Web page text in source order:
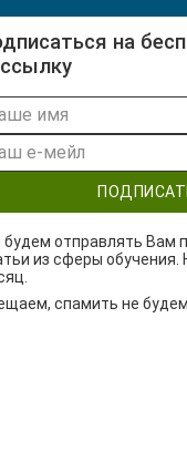
на
отправлять Вам
из сферы обучения.
спамить не